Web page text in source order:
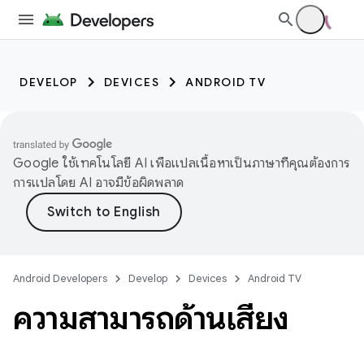
DEVELOP DEVICES ANDROID TV
Google ใช้เทคโนโลยี AI เพื่อแปลเนื้อหาเป็นภาษาที่คุณต้องการ
การแปลโดย AI อาจมีข้อผิดพลาด
Android Developers Develop Devices Android TV
ความสามารถด้านเสียง